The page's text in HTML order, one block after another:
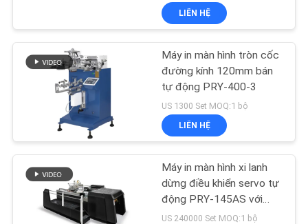
LƯỢNG
LIÊN
CHÚNG
TÔI
YÊU
Máy cắt giấy
Máy làm túi giấy
72
LIÊN HỆ
Máy in màn hình tròn cốc
đường kính 120mm bán
tự động PRY-400-3
US 1300 Set MOQ:1 bộ
LIÊN HỆ
Máy in màn hình xi lanh
dừng điều khiển servo tự
động PRY-145AS với
máy sấy và bộ xếp chồng
US 240000 Set MOQ:1 bộ